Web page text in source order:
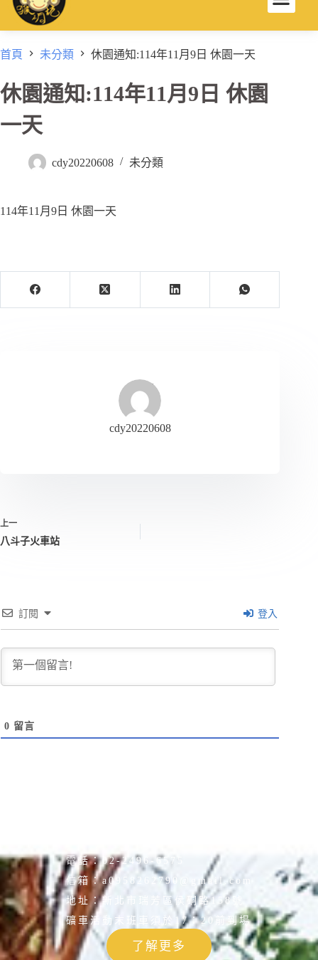
首頁 未分類 休園通知:114年11月9日 休園一天
休園通知:114年11月9日 休園
一天
cdy20220608 未分類
114年11月9日 休園一天
cdy20220608
上一
八斗子火車站
訂閱 登入
0 留言
電話：02-2496-6575
信箱：a0958262790@gmail.com
地址：新北市瑞芳區侯硐路158號
礦車活動末班車須於17：20前到場
了解更多